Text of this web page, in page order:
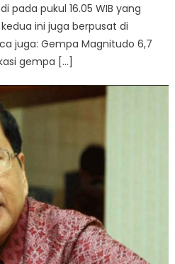
pukul 16.05 WIB yang
ini juga berpusat di
juga: Gempa Magnitudo 6,7
gempa […]